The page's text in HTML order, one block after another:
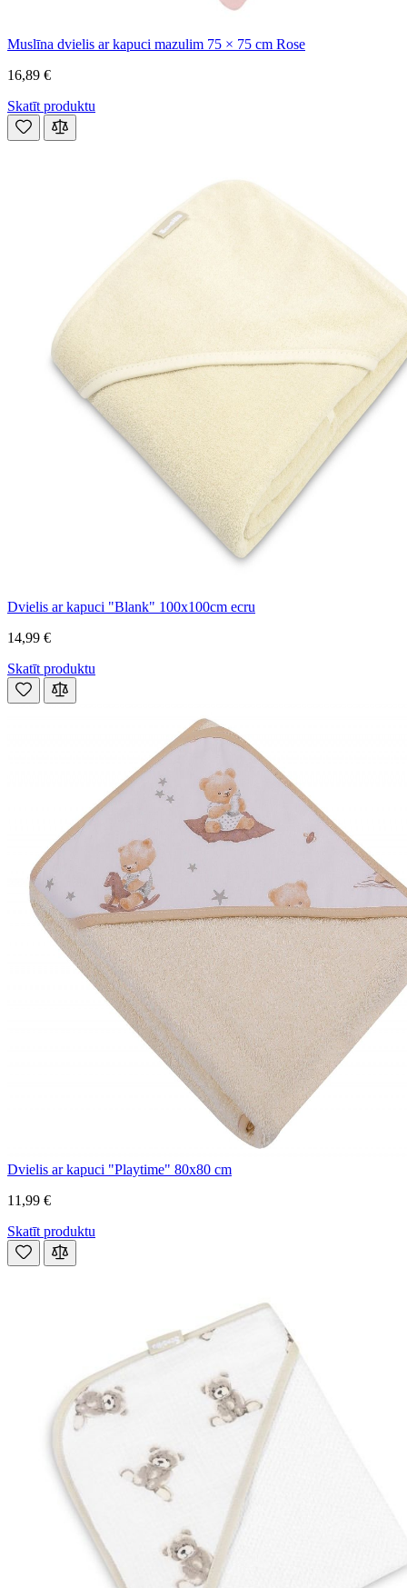
Muslīna dvielis ar kapuci mazulim 75 × 75 cm Rose
16,89 €
Skatīt produktu
Dvielis ar kapuci "Blank" 100x100cm ecru
14,99 €
Skatīt produktu
Dvielis ar kapuci "Playtime" 80x80 cm
11,99 €
Skatīt produktu